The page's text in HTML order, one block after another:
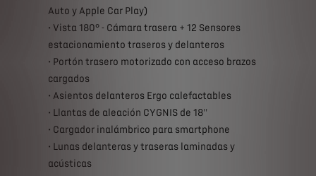
Auto y Apple Car Play)
• Vista 180° - Cámara trasera + 12 Sensores
estacionamiento traseros y delanteros
• Portón trasero motorizado con acceso brazos
cargados
• Asientos delanteros Ergo calefactables
• Llantas de aleación CYGNIS de 18''
• Cargador inalámbrico para smartphone
• Lunas delanteras y traseras laminadas y
acústicas